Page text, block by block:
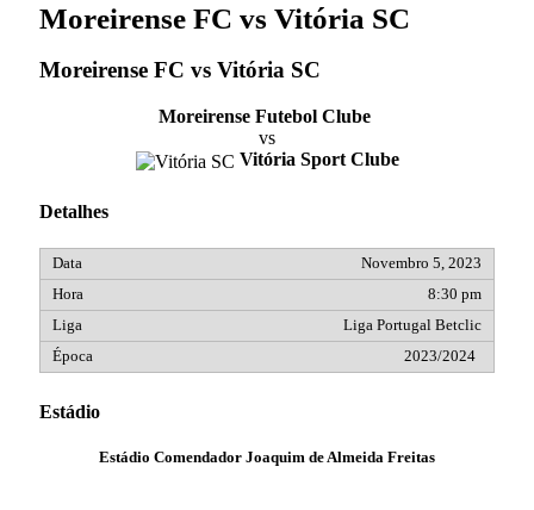
Moreirense FC vs Vitória SC
Moreirense FC vs Vitória SC
Moreirense Futebol Clube
vs
Vitória Sport Clube
Detalhes
Novembro 5, 2023
8:30 pm
Liga Portugal Betclic
2023/2024
Estádio
Estádio Comendador Joaquim de Almeida Freitas